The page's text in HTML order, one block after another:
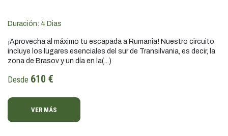
Duración: 4 Dias
¡Aprovecha al máximo tu escapada a Rumania! Nuestro circuito
incluye los lugares esenciales del sur de Transilvania, es decir, la
zona de Brasov y un día en la(...)
Desde 610 €
VER MÁS